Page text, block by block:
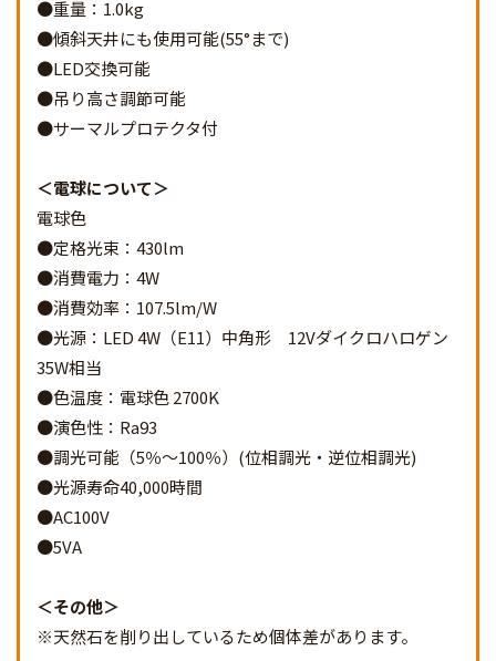
●重量：1.0kg
●傾斜天井にも使用可能(55°まで)
●LED交換可能
●吊り高さ調節可能
●サーマルプロテクタ付
電球について
電球色
●定格光束：430lm
●消費電力：4W
●消費効率：107.5lm/W
●光源：LED 4W（E11）中角形 12Vダイクロハロゲン
35W相当
●色温度：電球色 2700K
●演色性：Ra93
●調光可能（5％～100％）(位相調光・逆位相調光)
●光源寿命40,000時間
●AC100V
●5VA
その他
※天然石を削り出しているため個体差があります。